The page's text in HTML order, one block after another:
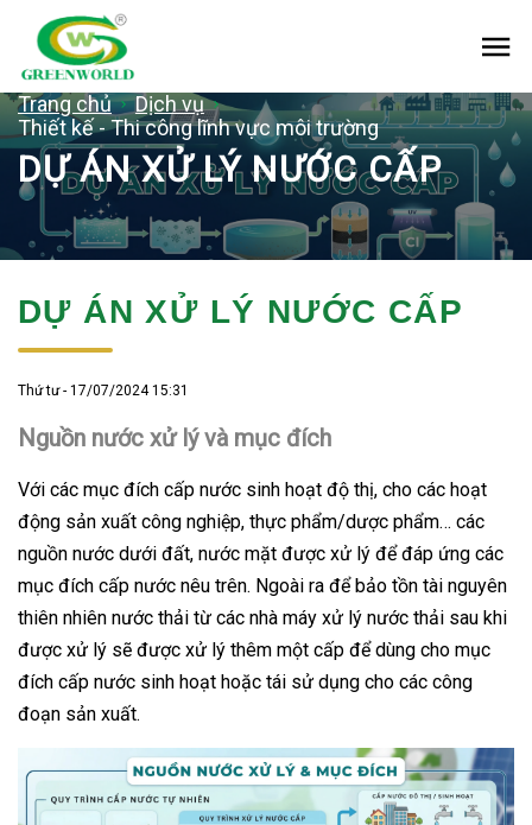
Trang chủ
Dịch vụ
Thiết kế - Thi công lĩnh vực môi trường
DỰ ÁN XỬ LÝ NƯỚC CẤP
DỰ ÁN XỬ LÝ NƯỚC CẤP
Thứ tư - 17/07/2024 15:31
Nguồn nước xử lý và mục đích
Với các mục đích cấp nước sinh hoạt độ thị, cho các hoạt
động sản xuất công nghiệp, thực phẩm/dược phẩm… các
nguồn nước dưới đất, nước mặt được xử lý để đáp ứng các
mục đích cấp nước nêu trên. Ngoài ra để bảo tồn tài nguyên
thiên nhiên nước thải từ các nhà máy xử lý nước thải sau khi
được xử lý sẽ được xử lý thêm một cấp để dùng cho mục
đích cấp nước sinh hoạt hoặc tái sử dụng cho các công
đoạn sản xuất.